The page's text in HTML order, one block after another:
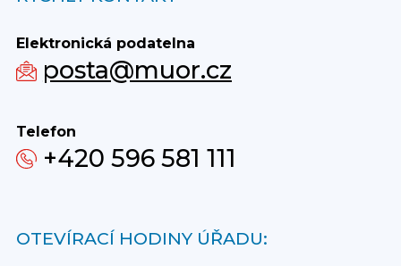
Elektronická podatelna
posta@muor.cz
Telefon
+420 596 581 111
OTEVÍRACÍ HODINY ÚŘADU: